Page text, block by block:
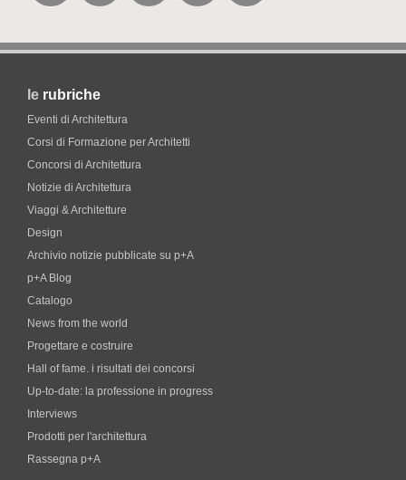
le rubriche
Eventi di Architettura
Corsi di Formazione per Architetti
Concorsi di Architettura
Notizie di Architettura
Viaggi & Architetture
Design
Archivio notizie pubblicate su p+A
p+A Blog
Catalogo
News from the world
Progettare e costruire
Hall of fame. i risultati dei concorsi
Up-to-date: la professione in progress
Interviews
Prodotti per l'architettura
Rassegna p+A